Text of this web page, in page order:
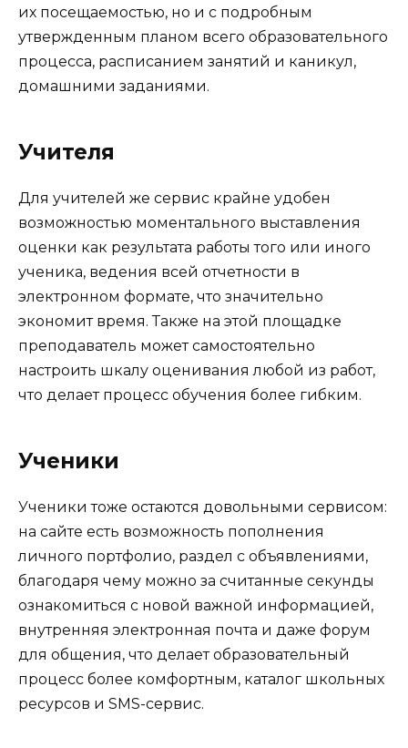
их посещаемостью, но и с подробным
утвержденным планом всего образовательного
процесса, расписанием занятий и каникул,
домашними заданиями.
Учителя
Для учителей же сервис крайне удобен
возможностью моментального выставления
оценки как результата работы того или иного
ученика, ведения всей отчетности в
электронном формате, что значительно
экономит время. Также на этой площадке
преподаватель может самостоятельно
настроить шкалу оценивания любой из работ,
что делает процесс обучения более гибким.
Ученики
Ученики тоже остаются довольными сервисом:
на сайте есть возможность пополнения
личного портфолио, раздел с объявлениями,
благодаря чему можно за считанные секунды
ознакомиться с новой важной информацией,
внутренняя электронная почта и даже форум
для общения, что делает образовательный
процесс более комфортным, каталог школьных
ресурсов и SMS-сервис.